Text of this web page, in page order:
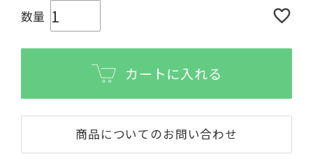
カートに入れる
商品についてのお問い合わせ